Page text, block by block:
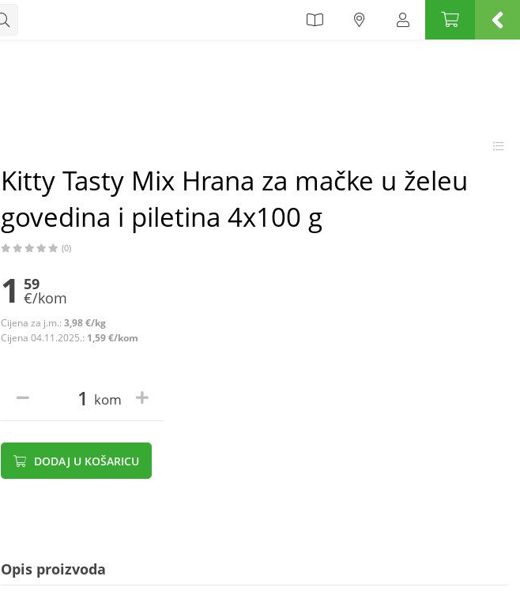
Kitty Tasty Mix Hrana za mačke u želeu
govedina i piletina 4x100 g
(0)
1 59
€/kom
Cijena za j.m.: 3,98 €/kg
Cijena 04.11.2025.: 1,59 €/kom
kom
DODAJ U KOŠARICU
Opis proizvoda